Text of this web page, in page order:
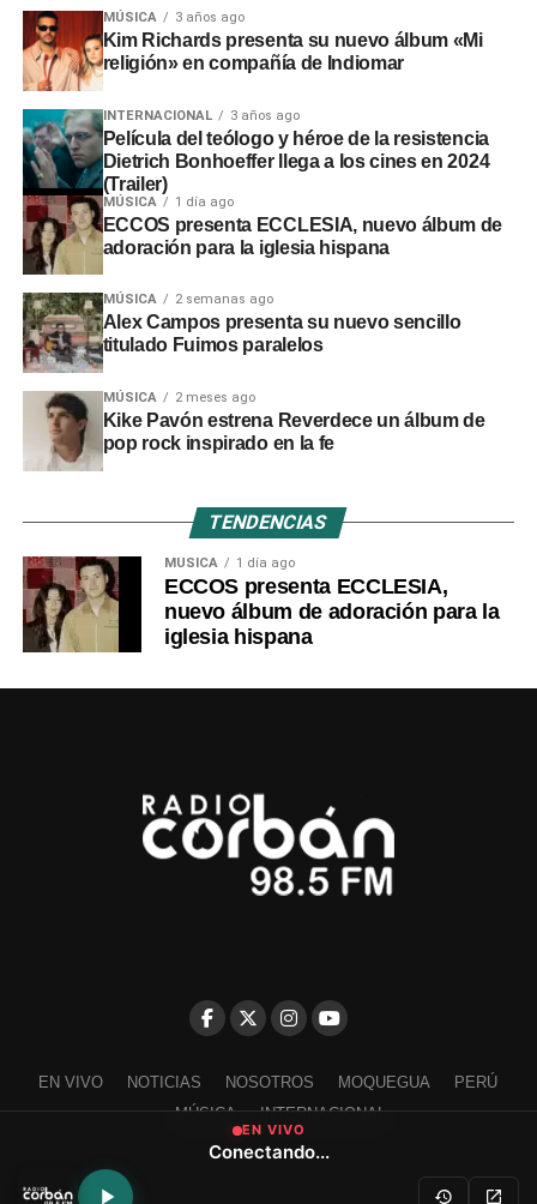
Las situaciones adversas detectadas comprometen la
seguridad ante posibles inundaciones. Por ello, la
entidad fiscalizadora recomendó a las autoridades
locales y regionales adoptar medidas urgentes para
proteger viviendas, familias y zonas de cultivo.
MÚSICA 3 años ago
Kim Richards presenta su nuevo álbum «Mi
religión» en compañía de Indiomar
INTERNACIONAL 3 años ago
Película del teólogo y héroe de la resistencia
Dietrich Bonhoeffer llega a los cines en 2024
(Trailer)
MÚSICA 1 día ago
ECCOS presenta ECCLESIA, nuevo álbum de
adoración para la iglesia hispana
MÚSICA 2 semanas ago
Alex Campos presenta su nuevo sencillo
titulado Fuimos paralelos
MÚSICA 2 meses ago
Kike Pavón estrena Reverdece un álbum de
pop rock inspirado en la fe
TENDENCIAS
MÚSICA 1 día ago
ECCOS presenta ECCLESIA,
nuevo álbum de adoración para la
iglesia hispana
EN VIVO NOTICIAS NOSOTROS MOQUEGUA
PERÚ
MÚSICA
INTERNACIONAL
EN VIVO
Conectando...